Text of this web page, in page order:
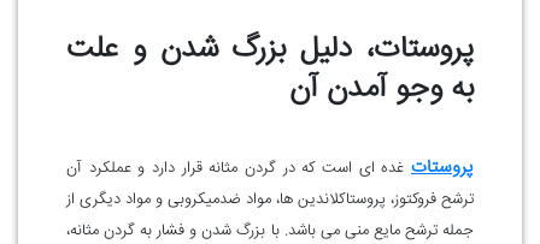
پروستات، دلیل بزرگ شدن و علت
به وجو آمدن آن
پروستات غده ای است که در گردن مثانه قرار دارد و عملکرد آن
ترشح فروکتوز، پروستاکلاندین ها، مواد ضدمیکروبی و مواد دیگری از
جمله ترشح مایع منی می باشد. با بزرگ شدن و فشار به گردن مثانه،